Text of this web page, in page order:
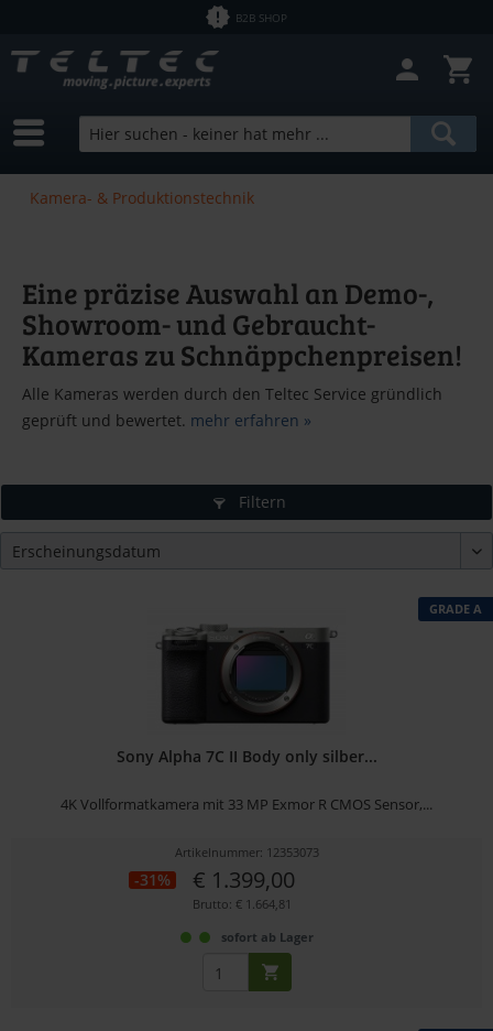
B2B SHOP
Kamera- & Produktionstechnik
Eine präzise Auswahl an Demo-,
Showroom- und Gebraucht-
Kameras zu Schnäppchenpreisen!
Alle Kameras werden durch den Teltec Service gründlich
geprüft und bewertet. mehr erfahren »
Filtern
GRADE A
Sony Alpha 7C II Body only silber...
4K Vollformatkamera mit 33 MP Exmor R CMOS Sensor,...
Artikelnummer: 12353073
-31% € 1.399,00
Brutto: € 1.664,81
sofort ab Lager